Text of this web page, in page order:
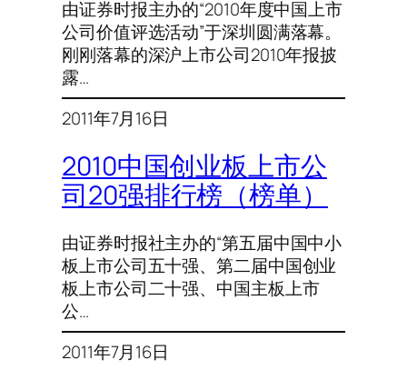
由证券时报主办的“2010年度中国上市
公司价值评选活动”于深圳圆满落幕。
刚刚落幕的深沪上市公司2010年报披
露…
2011年7月16日
2010中国创业板上市公
司20强排行榜（榜单）
由证券时报社主办的“第五届中国中小
板上市公司五十强、第二届中国创业
板上市公司二十强、中国主板上市
公…
2011年7月16日